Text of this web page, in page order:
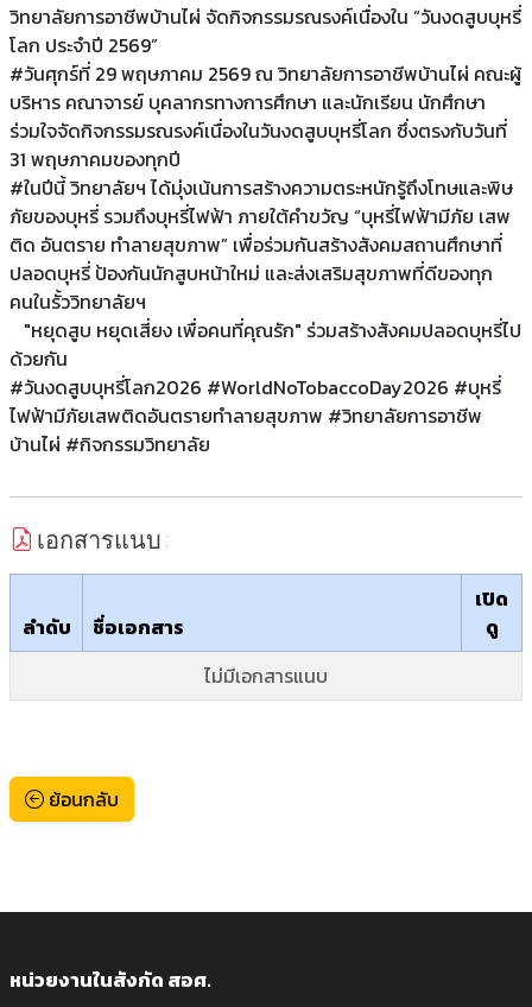
วิทยาลัยการอาชีพบ้านไผ่ จัดกิจกรรมรณรงค์เนื่องใน “วันงดสูบบุหรี่
โลก ประจำปี 2569”
#วันศุกร์ที่ 29 พฤษภาคม 2569 ณ วิทยาลัยการอาชีพบ้านไผ่ คณะผู้
บริหาร คณาจารย์ บุคลากรทางการศึกษา และนักเรียน นักศึกษา
ร่วมใจจัดกิจกรรมรณรงค์เนื่องในวันงดสูบบุหรี่โลก ซึ่งตรงกับวันที่
31 พฤษภาคมของทุกปี
#ในปีนี้ วิทยาลัยฯ ได้มุ่งเน้นการสร้างความตระหนักรู้ถึงโทษและพิษ
ภัยของบุหรี่ รวมถึงบุหรี่ไฟฟ้า ภายใต้คำขวัญ “บุหรี่ไฟฟ้ามีภัย เสพ
ติด อันตราย ทำลายสุขภาพ” เพื่อร่วมกันสร้างสังคมสถานศึกษาที่
ปลอดบุหรี่ ป้องกันนักสูบหน้าใหม่ และส่งเสริมสุขภาพที่ดีของทุก
คนในรั้ววิทยาลัยฯ
"หยุดสูบ หยุดเสี่ยง เพื่อคนที่คุณรัก" ร่วมสร้างสังคมปลอดบุหรี่ไป
ด้วยกัน
#วันงดสูบบุหรี่โลก2026 #WorldNoTobaccoDay2026 #บุหรี่
ไฟฟ้ามีภัยเสพติดอันตรายทำลายสุขภาพ #วิทยาลัยการอาชีพ
บ้านไผ่ #กิจกรรมวิทยาลัย
เอกสารแนบ :
ลำดับ ชื่อเอกสาร
เปิด
ดู
ไม่มีเอกสารแนบ
ย้อนกลับ
หน่วยงานในสังกัด สอศ.